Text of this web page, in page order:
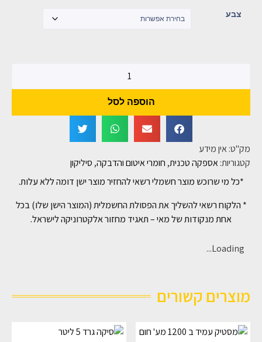
צבע
הוספה לסל
מק"ט: אין מידע
קטגוריות:אספקה טכנית, חומרי איטום והדבקה, סיליקון
*כל מי שרוכש מוצר חשמלי רשאי להחזיר מוצר ישן דומה ללא עלות.
* הלקוח רשאי להשליך את הפסולת החשמלית (המוצר הישן שלו) בכל
אחת מנקודות של מאי – תאגיד מחזור אלקטרוניקה לישראל.
Loading...
מוצרים קשורים